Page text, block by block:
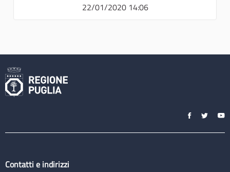
22/01/2020 14:06
Contatti e indirizzi